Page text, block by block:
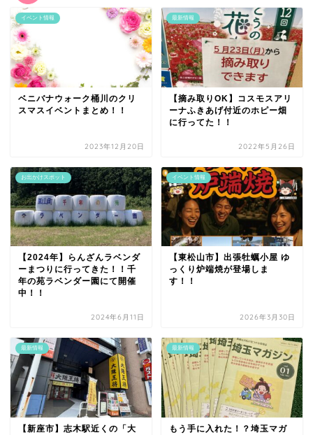
イベント情報
ベニバナウォーク桶川のクリ
スマスイベントまとめ！！
2023年12月20日
最新情報
【摘み取りOK】コスモスアリ
ーナふきあげ付近のホピー畑
に行ってた！！
2022年5月26日
お出かけスポット
【2024年】らんざんラベンダ
ーまつりに行ってきた！！千
年の苑ラベンダー園にて開催
中！！
2024年6月11日
イベント情報
【東松山市】出張牡蠣小屋 ゆ
っくり炉端焼が登場しま
す！！
2026年3月30日
最新情報
【新座市】志木駅近くの「大
最新情報
もう手に入れた！？埼玉マガ